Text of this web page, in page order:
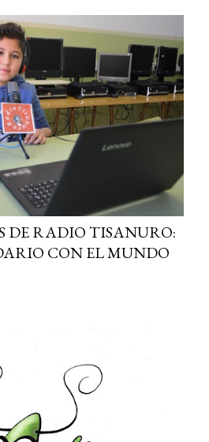
DE RADIO TISANURO:
CON EL MUNDO